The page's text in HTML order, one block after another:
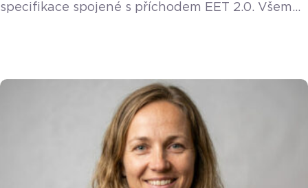
specifikace spojené s příchodem EET 2.0. Všem
o znovuzavedení elektronické evidence tržeb,
známé jako EET 2.0. Tento modernizovaný
systém má sice odstartovat až 1. ledna 2027, ale
majitelé restaurací, kaváren a hospod by měli
zbystřit už teď. […]